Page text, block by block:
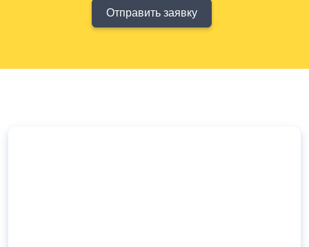
Отправить заявку